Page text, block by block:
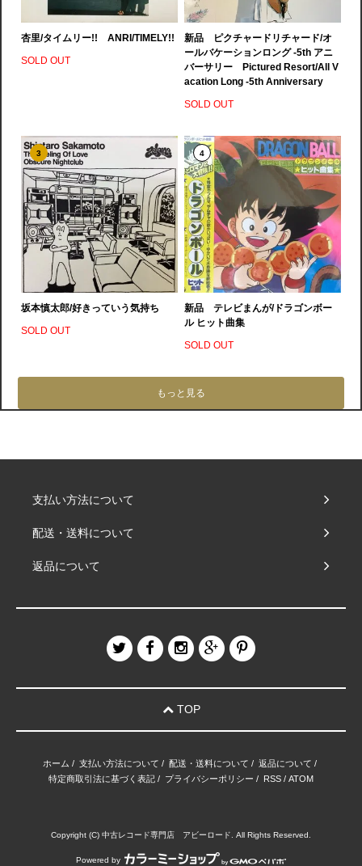
杏里/タイムリー!! ANRI/TIMELY!!
SOLD OUT
新品 ピクチャードリチャード/オ
ールバケーションロング -5th アニ
バーサリー Pictured Resort/All V
acation Long -5th Anniversary
SOLD OUT
3
坂本慎太郎/好きっていう気持ち
SOLD OUT
4
新品 テレビまんが/ドラゴンボー
ル ヒット曲集
SOLD OUT
もっと見る
支払い方法について
配送・送料について
返品について
TOP
ホーム / 支払い方法について / 配送・送料について / 返品について /
特定商取引法に基づく表記 / プライバシーポリシー / RSS / ATOM
Copyright (C) 中古レコード専門店 アビーロード. All Rights Reserved.
Powered by